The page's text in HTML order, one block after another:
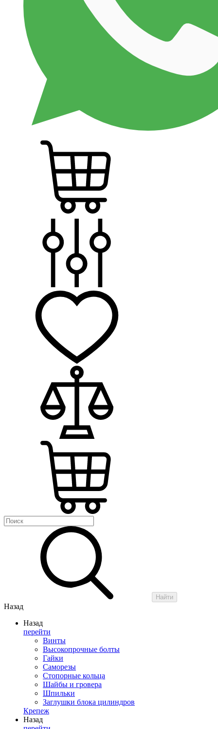
Найти
Назад
Назад
перейти
Винты
Высокопрочные болты
Гайки
Саморезы
Стопорные кольца
Шайбы и гровера
Шпильки
Заглушки блока цилиндров
Крепеж
Назад